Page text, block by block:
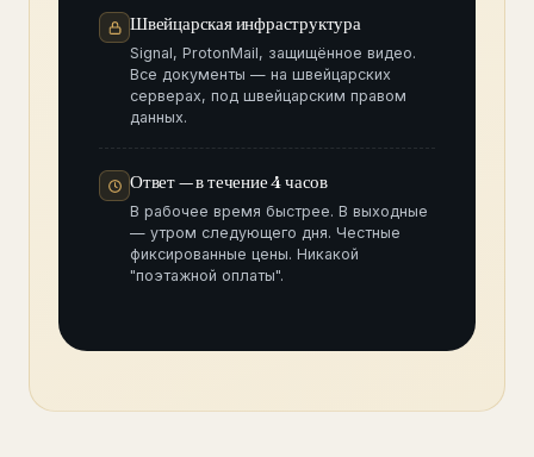
Швейцарская инфраструктура
Signal, ProtonMail, защищённое видео.
Все документы — на швейцарских
серверах, под швейцарским правом
данных.
Ответ — в течение 4 часов
В рабочее время быстрее. В выходные
— утром следующего дня. Честные
фиксированные цены. Никакой
"поэтажной оплаты".